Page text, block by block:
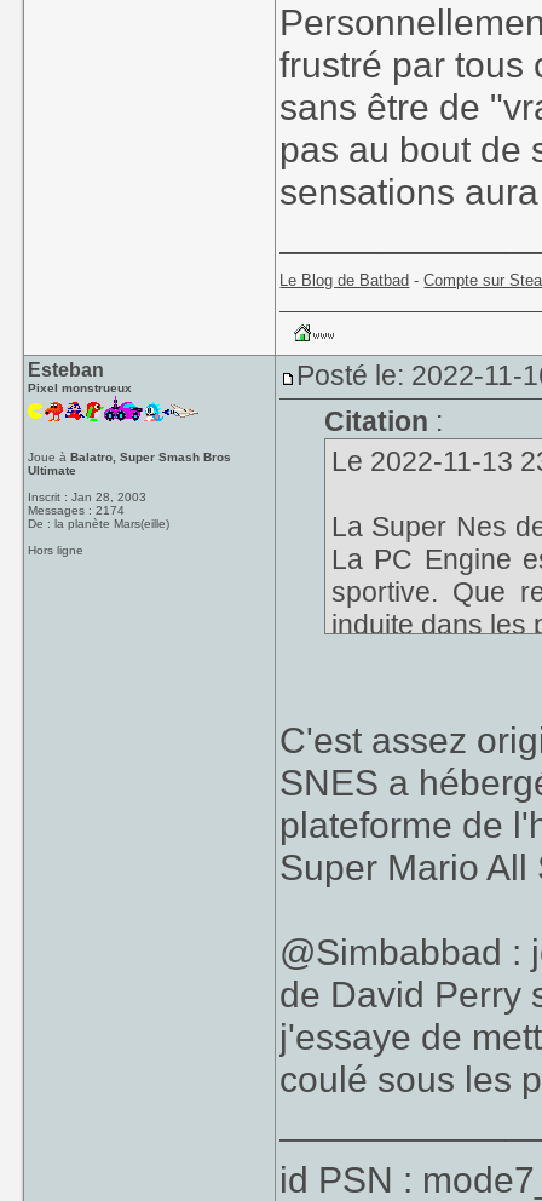
frustré par tous
sans être de
pas au bout de
sensations
Le Blog de Batbad -Compte sur
Esteban
Pixel monstrueux
Joue àBalatro, Super Smash Bros
Ultimate
Inscrit : Jan 28, 2003
Messages : 2174
De : la planète Mars(eille)
Hors ligne
Posté le: 2022-11-
Citation :
Le 2022-11-13
La Super Nes
La PC Engine
sportive. Que
induite dans les
C'est assez
SNES a
plateforme de
Super Mario
@Simbabbad :
de David Perry
j'essaye de
coulé sous les
id PSN :